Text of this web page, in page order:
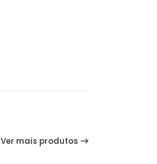
Ver mais produtos